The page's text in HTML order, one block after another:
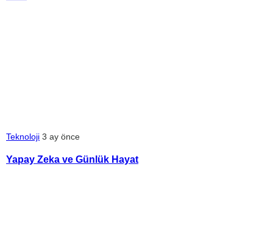
Teknoloji 3 ay önce
Yapay Zeka ve Günlük Hayat